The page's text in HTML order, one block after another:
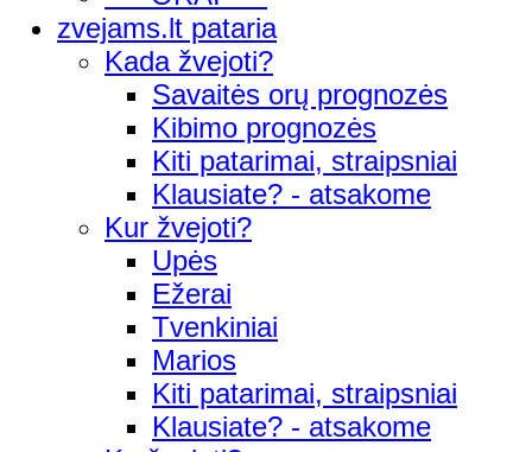
zvejams.lt pataria
Kada žvejoti?
Savaitės orų prognozės
Kibimo prognozės
Kiti patarimai, straipsniai
Klausiate? - atsakome
Kur žvejoti?
Upės
Ežerai
Tvenkiniai
Marios
Kiti patarimai, straipsniai
Klausiate? - atsakome